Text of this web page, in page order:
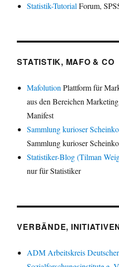
Statistik-Tutorial Forum,
STATISTIK, MAFO & CO
Mafolution Plattform für
aus den Bereichen
Manifest
Sammlung kurioser
Sammlung kurioser
Statistiker-Blog (Tilman
nur für Statistiker
VERBÄNDE,
ADM Arbeitskreis